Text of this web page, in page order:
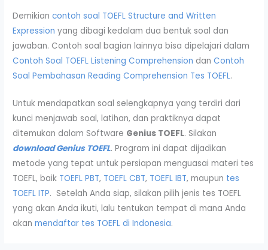
Demikiancontoh soal TOEFL Structure and Written
Expression yang dibagi kedalam dua bentuk soal dan
jawaban. Contoh soal bagian lainnya bisa dipelajari dalam
Contoh Soal TOEFL Listening Comprehension danContoh
Soal Pembahasan Reading Comprehension Tes TOEFL.
Untuk mendapatkan soal selengkapnya yang terdiri dari
kunci menjawab soal, latihan, dan praktiknya dapat
ditemukan dalam Software Genius TOEFL. Silakan
download Genius TOEFL. Program ini dapat dijadikan
metode yang tepat untuk persiapan menguasai materi tes
TOEFL, baik TOEFL PBT, TOEFL CBT, TOEFL IBT, maupun tes
TOEFL ITP. Setelah Anda siap, silakan pilih jenis tes TOEFL
yang akan Anda ikuti, lalu tentukan tempat di mana Anda
akanmendaftar tes TOEFL di Indonesia.